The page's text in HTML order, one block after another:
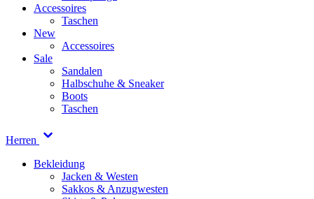
Accessoires
Taschen
New
Accessoires
Sale
Sandalen
Halbschuhe & Sneaker
Boots
Taschen
Herren
Bekleidung
Jacken & Westen
Sakkos & Anzugwesten